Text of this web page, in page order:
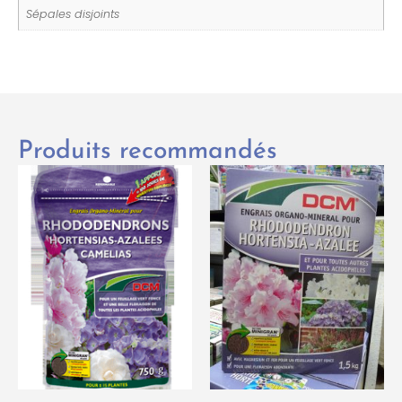
Sépales disjoints
Produits recommandés